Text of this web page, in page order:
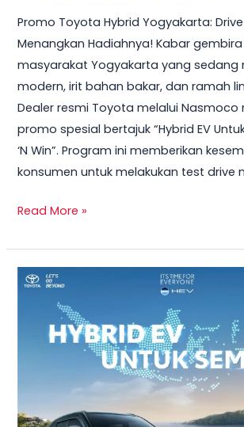
Promo Toyota Hybrid Yogyakarta: Drive
Menangkan Hadiahnya! Kabar
masyarakat Yogyakarta yang sedang
modern, irit bahan bakar, dan ramah
Dealer resmi Toyota melalui Nasmoco
promo spesial bertajuk “Hybrid EV
‘N Win”. Program ini memberikan
konsumen untuk melakukan test drive
2026
–
Test
Drive
Sekarang
&
Bawa
Pulang
TV
GRATIS!
Read More »
Toyota